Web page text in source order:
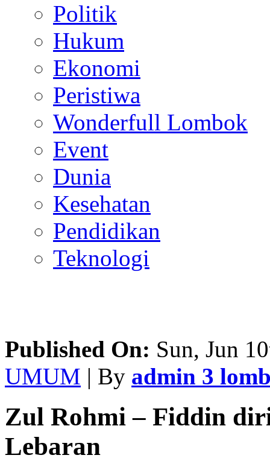
Politik
Hukum
Ekonomi
Peristiwa
Wonderfull Lombok
Event
Dunia
Kesehatan
Pendidikan
Teknologi
Published On: Sun, Jun
UMUM | By admin 3
Zul Rohmi – Fiddin
Lebaran